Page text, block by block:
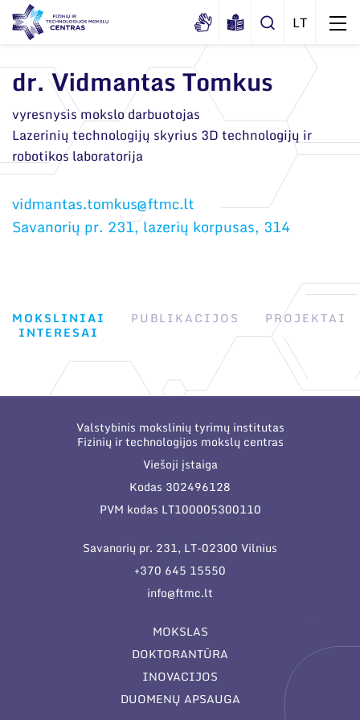
Apie mus
Dokumentai
Sertifikatai ir akreditavimo pažymėjimai
Viešieji pirkimai
Korupcijos prevencija
Nuorodos
Narystė nacionalinėse ir tarptautinėse
organizacijose bei asociacijose
Struktūra
Administraciniai skyriai
Moksliniai skyriai
Mokslininkai emeritai
Renginiai
Darbuotojų kontaktai
dr. Vidmantas Tomkus
vyresnysis mokslo darbuotojas
Lazerinių technologijų skyrius 3D technologijų ir
robotikos laboratorija
Savanorių pr. 231, lazerių korpusas, 314
MOKSLINIAI
INTERESAI
PUBLIKACIJOS PROJEKTAI
Valstybinis mokslinių tyrimų institutas
Fizinių ir technologijos mokslų centras
Viešoji įstaiga
Kodas 302496128
PVM kodas LT100005300110
Savanorių pr. 231, LT-02300 Vilnius
+370 645 15550
info@ftmc.lt
MOKSLAS
DOKTORANTŪRA
INOVACIJOS
DUOMENŲ APSAUGA